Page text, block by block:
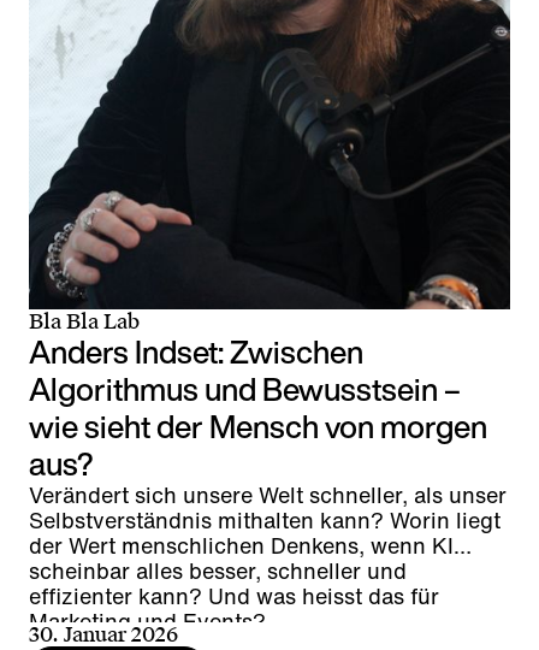
Bla Bla Lab
Anders Indset: Zwischen
Algorithmus und Bewusstsein –
wie sieht der Mensch von morgen
aus?
Verändert sich unsere Welt schneller, als unser
Selbstverständnis mithalten kann? Worin liegt
der Wert menschlichen Denkens, wenn KI
scheinbar alles besser, schneller und
effizienter kann? Und was heisst das für
Marketing und Events?
30. Januar 2026